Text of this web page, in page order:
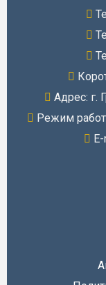
Адрес: г.
Режим